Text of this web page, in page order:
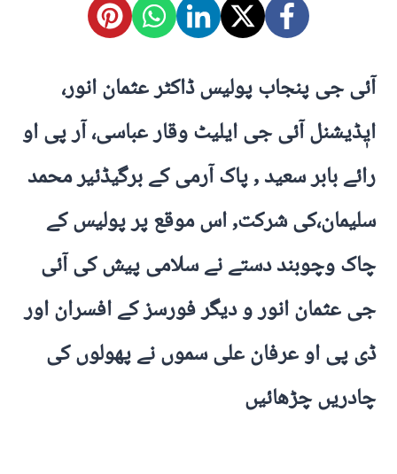
آئی جی پنجاب پولیس ڈاکٹر عثمان انور،
ایٖڈیشنل آئی جی ایلیٹ وقار عباسی، آر پی او
رائے بابر سعید , پاک آرمی کے برگیڈئیر محمد
سلیمان،کی شرکت, اس موقع پر پولیس کے
چاک وچوبند دستے نے سلامی پیش کی آئی
جی عثمان انور و دیگر فورسز کے افسران اور
ڈی پی او عرفان علی سموں نے پھولوں کی
چادریں چڑھائیں